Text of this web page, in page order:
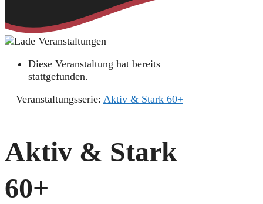
Diese Veranstaltung hat bereits
stattgefunden.
Veranstaltungsserie: Aktiv & Stark 60+
Aktiv & Stark
60+